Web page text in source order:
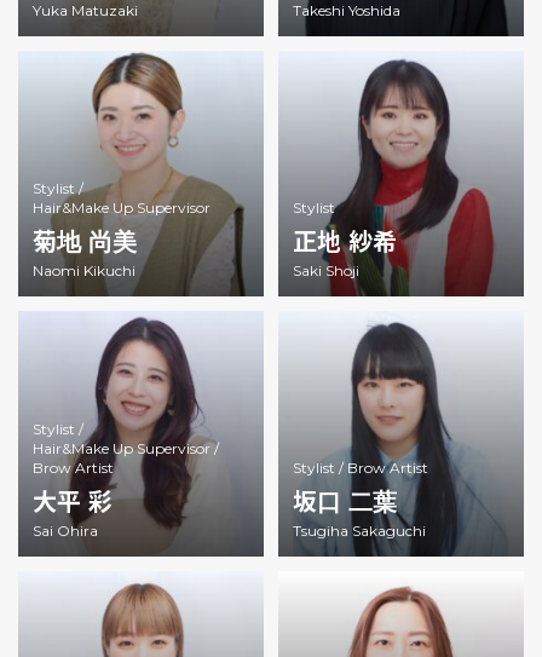
Yuka Matuzaki Takeshi Yoshida
Stylist /
Hair&Make Up Supervisor
菊地 尚美
Naomi Kikuchi
Stylist
正地 紗希
Saki Shoji
Stylist /
Hair&Make Up Supervisor /
Brow Artist
大平 彩
Sai Ohira
Stylist / Brow Artist
坂口 二葉
Tsugiha Sakaguchi